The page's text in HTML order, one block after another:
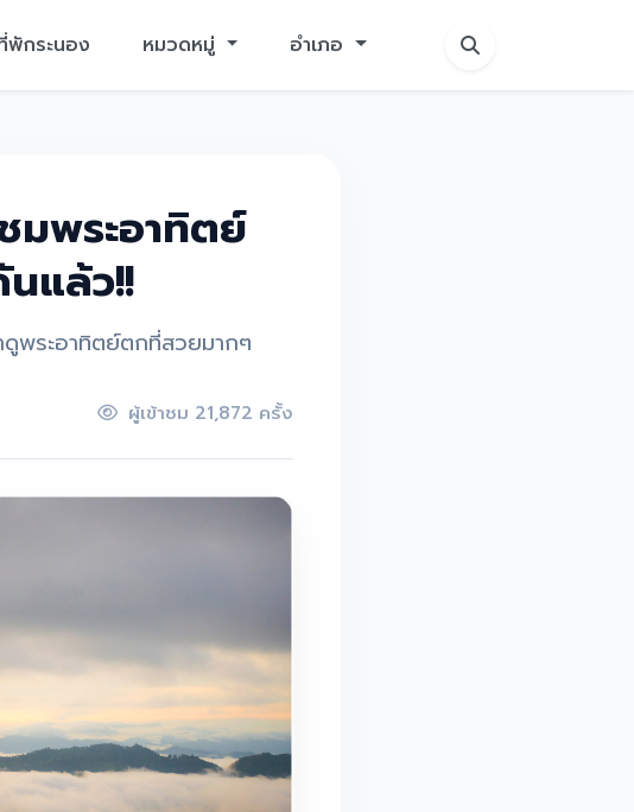
พักระนอง หมวดหมู่ อำเภอ
มพระอาทิตย์
แล้ว!!
พระอาทิตย์ตกที่สวยมากๆ
ผู้เข้าชม 21,872 ครั้ง